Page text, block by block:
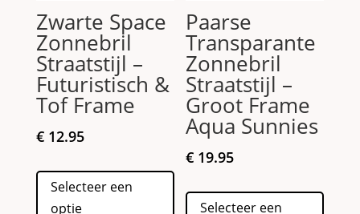
Zwarte Space
Zonnebril
Straatstijl –
Futuristisch &
Tof Frame
€12.95
Selecteer een
optie
Dit
product
heeft
Paarse
Transparante
Zonnebril
Straatstijl –
Groot Frame
Aqua Sunnies
€ 19.95
Selecteer een